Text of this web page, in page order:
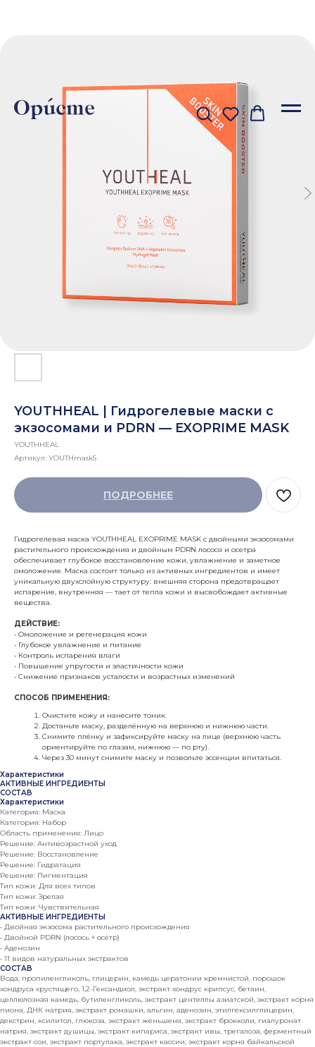
YOUTHHEAL | Гидрогелевые маски с
экзосомами и PDRN — EXOPRIME MASK
YOUTHHEAL
Артикул: YOUTHmask5
ПОДРОБНЕЕ
Гидрогелевая маска YOUTHHEAL EXOPRIME MASK с двойными экзосомами
растительного происхождения и двойным PDRN лосося и осетра
обеспечивает глубокое восстановление кожи, увлажнение и заметное
омоложение. Маска состоит только из активных ингредиентов и имеет
уникальную двухслойную структуру: внешняя сторона предотвращает
испарение, внутренняя — тает от тепла кожи и высвобождает активные
вещества.
ДЕЙСТВИЕ:
• Омоложение и регенерация кожи
• Глубокое увлажнение и питание
• Контроль испарения влаги
• Повышение упругости и эластичности кожи
• Снижение признаков усталости и возрастных изменений
СПОСОБ ПРИМЕНЕНИЯ:
Очистите кожу и нанесите тоник.
Достаньте маску, разделённую на верхнюю и нижнюю части.
Снимите плёнку и зафиксируйте маску на лице (верхнюю часть
ориентируйте по глазам, нижнюю — по рту).
Через 30 минут снимите маску и позвольте эссенции впитаться.
Характеристики
АКТИВНЫЕ ИНГРЕДИЕНТЫ
СОСТАВ
Характеристики
Категория: Маска
Категория: Набор
Область применения: Лицо
Решение: Антивозрастной уход
Решение: Восстановление
Решение: Гидратация
Решение: Пигментация
Тип кожи: Для всех типов
Тип кожи: Зрелая
Тип кожи: Чувствительная
АКТИВНЫЕ ИНГРЕДИЕНТЫ
• Двойная экзосома растительного происхождения
• Двойной PDRN (лосось + осётр)
• Аденозин
• 11 видов натуральных экстрактов
СОСТАВ
Вода, пропиленгликоль, глицерин, камедь цератонии кремнистой, порошок
хондруса хрустящего, 1,2-Гександиол, экстракт хондрус крипсус, бетаин,
целлюлозная камедь, бутиленгликоль, экстракт центеллы азиатской, экстракт корня
пиона, ДНК натрия, экстракт ромашки, альгин, аденозин, этилгексилглицерин,
декстрин, ксилитол, глюкоза, экстракт женьшеня, экстракт брокколи, гиалуронат
натрия, экстракт душицы, экстракт кипариса, экстракт ивы, трегалоза, ферментный
экстракт сои, экстракт портулака, экстракт кассии, экстракт корня байкальской